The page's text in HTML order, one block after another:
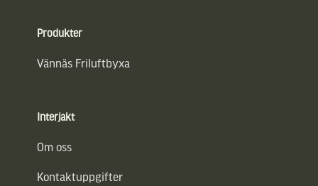
Produkter
Vännäs Friluftbyxa
Interjakt
Om oss
Kontaktuppgifter